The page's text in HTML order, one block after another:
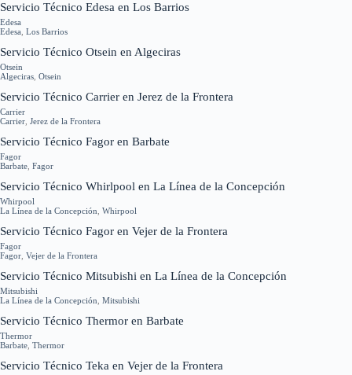
Servicio Técnico Edesa en Los Barrios
Edesa
Edesa Los Barrios
Servicio Técnico Otsein en Algeciras
Otsein
Algeciras Otsein
Servicio Técnico Carrier en Jerez de la Frontera
Carrier
Carrier Jerez de la Frontera
Servicio Técnico Fagor en Barbate
Fagor
Barbate Fagor
Servicio Técnico Whirlpool en La Línea de la Concepción
Whirpool
La Línea de la Concepción Whirpool
Servicio Técnico Fagor en Vejer de la Frontera
Fagor
Fagor Vejer de la Frontera
Servicio Técnico Mitsubishi en La Línea de la Concepción
Mitsubishi
La Línea de la Concepción Mitsubishi
Servicio Técnico Thermor en Barbate
Thermor
Barbate Thermor
Servicio Técnico Teka en Vejer de la Frontera